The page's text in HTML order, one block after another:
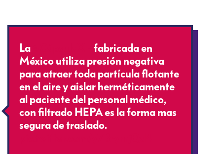
La
fabricada en
México utiliza presión negativa
para atraer toda partícula flotante
en el aire y aislar herméticamente
al paciente del personal médico,
con filtrado HEPA es la forma mas
segura de traslado.